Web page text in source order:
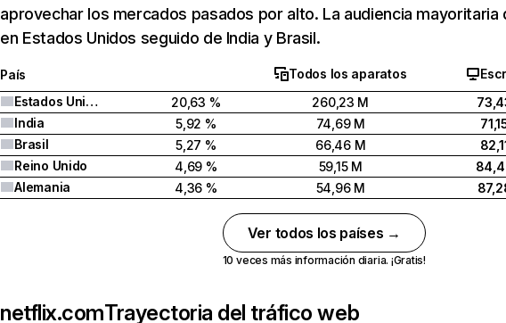
aprovechar los mercados pasados por alto. La audiencia
en Estados Unidos seguido de India y Brasil.
País Todos los aparatos
Estados Unidos
20,63 % 260,23 M
India
5,92 % 74,69 M
Brasil
5,27 % 66,46 M
Reino Unido
4,69 % 59,15 M
Alemania
4,36 % 54,96 M
Ver todos los países →
10 veces más información diaria. ¡Gratis!
netflix.comTrayectoria del tráfico web